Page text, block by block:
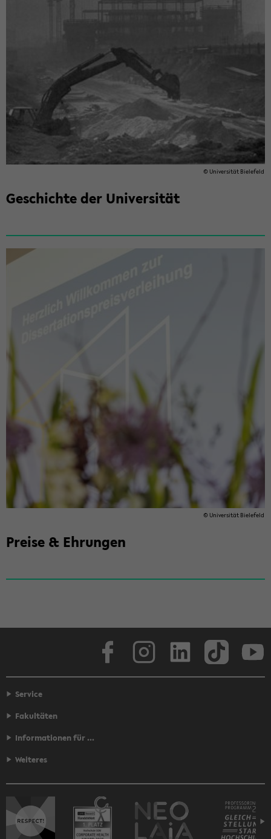
© Uni­ver­si­tät Bie­le­feld
Ge­schich­te der Uni­ver­si­tät
© Uni­ver­si­tät Bie­le­feld
Prei­se & Eh­run­gen
Face­book
Service
Fakultäten
Informationen für ...
Weiteres